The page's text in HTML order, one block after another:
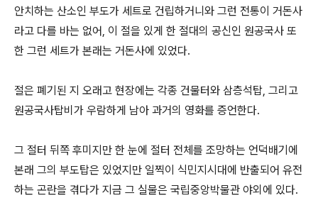
안치하는 산소인 부도가 세트로 건립하거니와 그런 전통이 거돈사
라고 다를 바는 없어, 이 절을 있게 한 절대의 공신인 원공국사 또
한 그런 세트가 본래는 거돈사에 있었다.
절은 폐기된 지 오래고 현장에는 각종 건물터와 삼층석탑, 그리고
원공국사탑비가 우람하게 남아 과거의 영화를 증언한다.
그 절터 뒤쪽 후미지만 한 눈에 절터 전체를 조망하는 언덕배기에
본래 그의 부도탑은 있었지만 일찍이 식민지시대에 반출되어 유전
하는 곤란을 겪다가 지금 그 실물은 국립중앙박물관 야외에 있다.